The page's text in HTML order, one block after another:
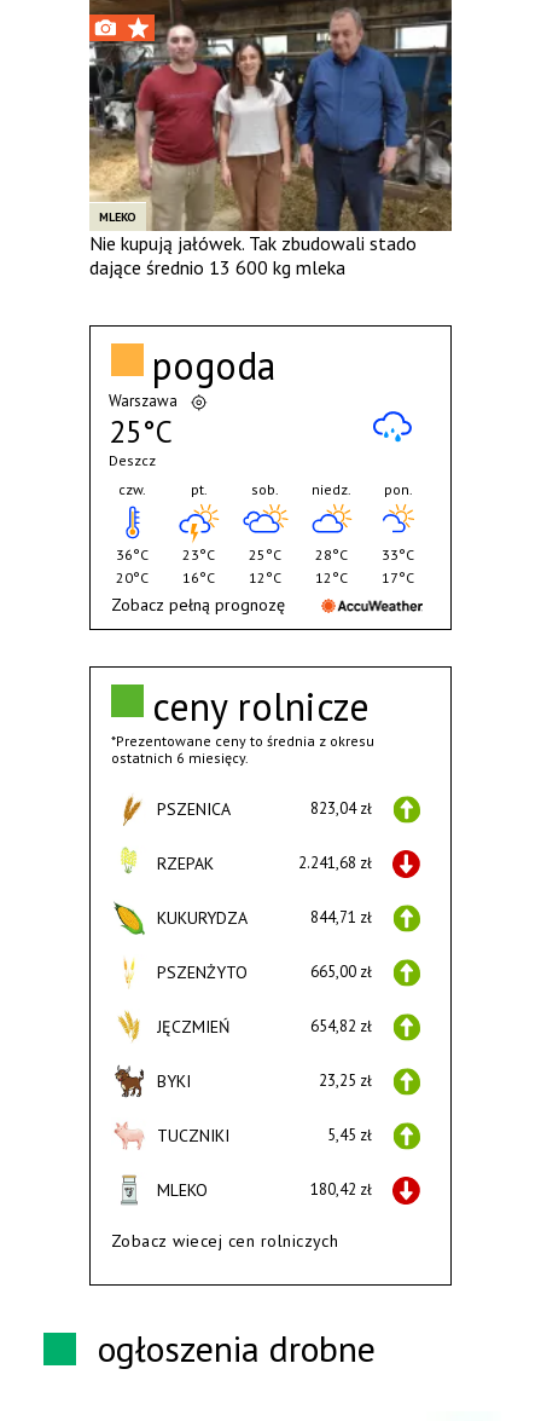
MLEKO
Nie kupują jałówek. Tak zbudowali stado
dające średnio 13 600 kg mleka
ceny rolnicze
*Prezentowane ceny to średnia z okresu
ostatnich 6 miesięcy.
PSZENICA 823,04 zł
RZEPAK 2.241,68 zł
KUKURYDZA 844,71 zł
PSZENŻYTO 665,00 zł
JĘCZMIEŃ 654,82 zł
BYKI 23,25 zł
TUCZNIKI 5,45 zł
MLEKO 180,42 zł
Zobacz wiecej cen rolniczych
pogoda
Warszawa
25°C
Deszcz
czw.
36°C
20°C
pt.
23°C
16°C
sob.
25°C
12°C
niedz.
28°C
12°C
pon.
33°C
17°C
Zobacz pełną prognozę
ogłoszenia drobne